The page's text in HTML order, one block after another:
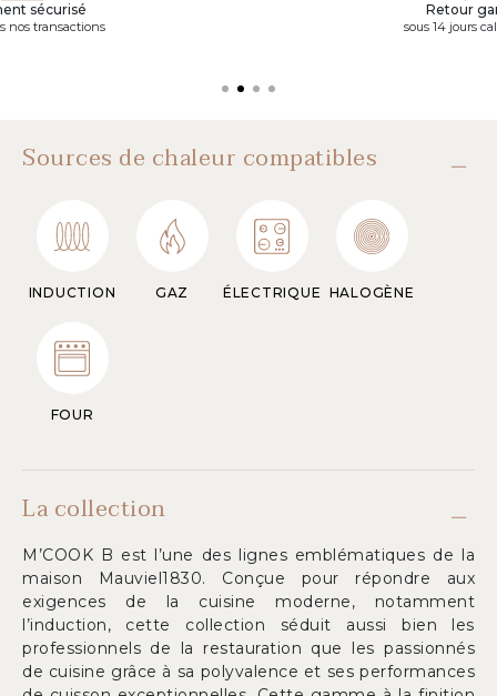
sécurisé
nos transactions
Retour
sous 14 jours
Sources de chaleur compatibles
INDUCTION GAZ ÉLECTRIQUE HALOGÈNE
FOUR
La collection
M’COOK B est l’une des lignes emblématiques de la
maison Mauviel1830. Conçue pour répondre aux
exigences de la cuisine moderne, notamment
l’induction, cette collection séduit aussi bien les
professionnels de la restauration que les passionnés
de cuisine grâce à sa polyvalence et ses performances